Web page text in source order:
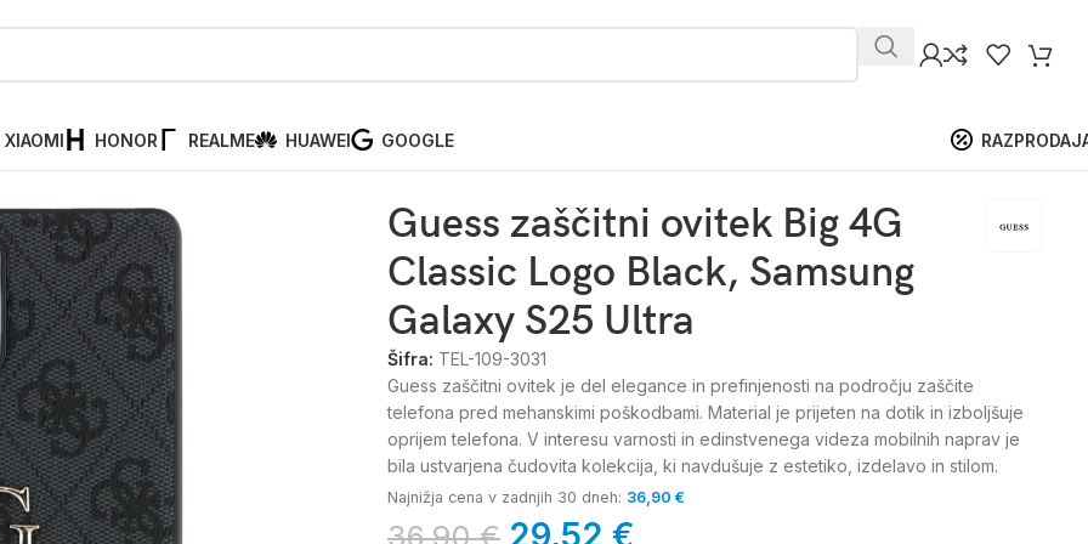
XIAOMI HONOR REALME HUAWEI GOOGLE
ovitek Big 4G Classic Logo Black, Samsung Galaxy S25 Ultra
Guess zaščitni ovitek Big 4G
Classic Logo Black, Samsung
Galaxy S25 Ultra
Šifra: TEL-109-3031
Guess zaščitni ovitek je del elegance in prefinjenosti na področju zaščite
telefona pred mehanskimi poškodbami. Material je prijeten na dotik in izboljšuje
oprijem telefona.V interesu varnosti in edinstvenega videza mobilnih naprav je
bila ustvarjena čudovita kolekcija, ki navdušuje z estetiko, izdelavo in stilom.
Najnižja cena v zadnjih 30 dneh: 36,90€
36,90€ 29,52€